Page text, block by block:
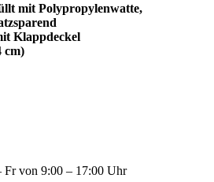
mit Polypropylenwatte,
Klappdeckel
cm)
Fr von 9:00 – 17:00 Uhr